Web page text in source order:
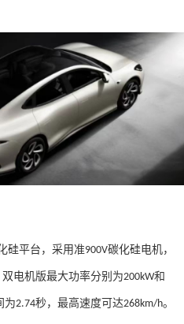
硅平台，采用准900V碳化硅电机，
双电机版最大功率分别为200kW和
为2.74秒，最高速度可达268km/h。